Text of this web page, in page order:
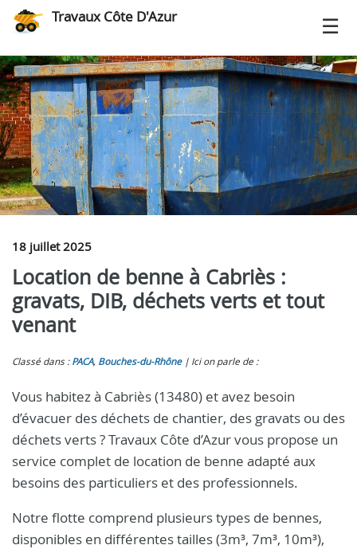
Travaux Côte D'Azur
18 juillet 2025
Location de benne à Cabriès :
gravats, DIB, déchets verts et tout
venant
Classé dans : PACA, Bouches-du-Rhône Ici on parle de :
Vous habitez à Cabriès (13480) et avez besoin
d’évacuer des déchets de chantier, des gravats ou des
déchets verts ? Travaux Côte d’Azur vous propose un
service complet de location de benne adapté aux
besoins des particuliers et des professionnels.
Notre flotte comprend plusieurs types de bennes,
disponibles en différentes tailles (3m³, 7m³, 10m³),